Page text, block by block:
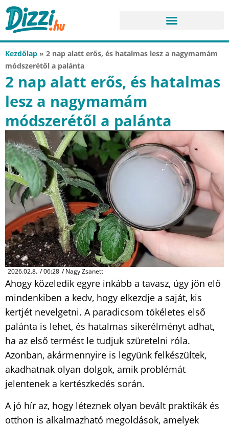
Kezdőlap » 2 nap alatt erős, és hatalmas lesz a nagymamám
módszerétől a palánta
2 nap alatt erős, és hatalmas
lesz a nagymamám
módszerétől a palánta
2026.02.8. /06:28 /Nagy Zsanett
Ahogy közeledik egyre inkább a tavasz, úgy jön elő
mindenkiben a kedv, hogy elkezdje a saját, kis
kertjét nevelgetni. A paradicsom tökéletes első
palánta is lehet, és hatalmas sikerélményt adhat,
ha az első termést le tudjuk szüretelni róla.
Azonban, akármennyire is legyünk felkészültek,
akadhatnak olyan dolgok, amik problémát
jelentenek a kertészkedés során.
A jó hír az, hogy léteznek olyan bevált praktikák és
otthon is alkalmazható megoldások, amelyek